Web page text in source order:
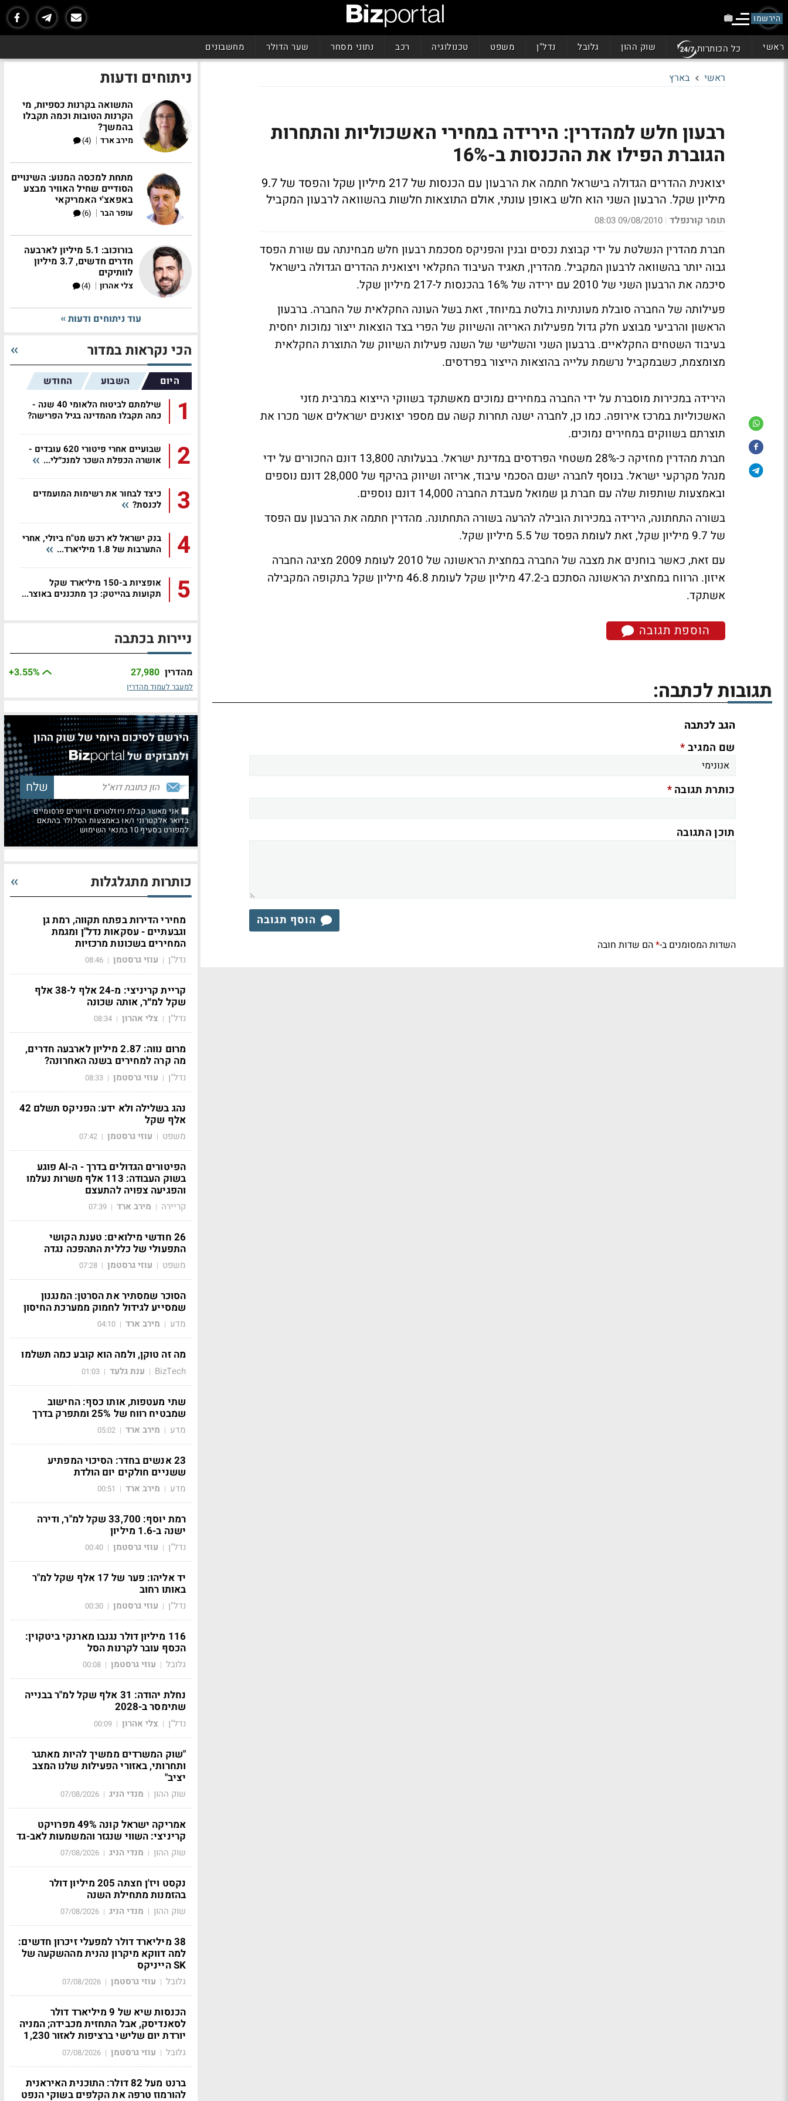
הירשמו
ראשי כל הכותרות שוק ההון גלובל נדל"ן משפט טכנולוגיה רכב נתוני מסחר שער הדולר מחשבונים
ראשי בארץ
רבעון חלש למהדרין: הירידה במחירי האשכוליות והתחרות
הגוברת הפילו את ההכנסות ב-16%
יצואנית ההדרים הגדולה בישראל חתמה את הרבעון עם הכנסות של 217 מיליון שקל והפסד של 9.7
מיליון שקל. הרבעון השני הוא חלש באופן עונתי, אולם התוצאות חלשות בהשוואה לרבעון המקביל
תומר קורנפלד |
09/08/2010 08:03
חברת מהדרין הנשלטת על ידי קבוצת נכסים ובנין והפניקס מסכמת רבעון חלש מבחינתה עם שורת הפסד
גבוה יותר בהשוואה לרבעון המקביל. מהדרין, תאגיד העיבוד החקלאי ויצואנית ההדרים הגדולה בישראל
סיכמה את הרבעון השני של 2010 עם ירידה של 16% בהכנסות ל-217 מיליון שקל.
פעילותה של החברה סובלת מעונתיות בולטת במיוחד, זאת בשל העונה החקלאית של החברה. ברבעון
הראשון והרביעי מבוצע חלק גדול מפעילות האריזה והשיווק של הפרי בצד הוצאות ייצור נמוכות יחסית
בעיבוד השטחים החקלאיים. ברבעון השני והשלישי של השנה פעילות השיווק של התוצרת החקלאית
מצומצמת, כשבמקביל נרשמת עלייה בהוצאות הייצור בפרדסים.
הירידה במכירות מוסברת על ידי החברה במחירים נמוכים מאשתקד בשווקי הייצוא במרבית מזני
האשכוליות במרכז אירופה. כמו כן, לחברה ישנה תחרות קשה עם מספר יצואנים ישראלים אשר מכרו את
תוצרתם בשווקים במחירים נמוכים.
חברת מהדרין מחזיקה כ-28% משטחי הפרדסים במדינת ישראל. בבעלותה 13,800 דונם החכורים על ידי
מנהל מקרקעי ישראל. בנוסף לחברה ישנם הסכמי עיבוד, אריזה ושיווק בהיקף של 28,000 דונם נוספים
ובאמצעות שותפות שלה עם חברת גן שמואל מעבדת החברה 14,000 דונם נוספים.
בשורה התחתונה, הירידה במכירות הובילה להרעה בשורה התחתונה. מהדרין חתמה את הרבעון עם הפסד
של 9.7 מיליון שקל, זאת לעומת הפסד של 5.5 מיליון שקל.
עם זאת, כאשר בוחנים את מצבה של החברה במחצית הראשונה של 2010 לעומת 2009 מציגה החברה
איזון. הרווח במחצית הראשונה הסתכם ב-47.2 מיליון שקל לעומת 46.8 מיליון שקל בתקופה המקבילה
אשתקד.
הוספת תגובה
תגובות לכתבה:
הגב לכתבה
שם המגיב*
כותרת תגובה*
תוכן התגובה
הוסף תגובה
השדות המסומנים ב-*הם שדות חובה
ניתוחים ודעות
התשואה בקרנות כספיות, מי
הקרנות הטובות וכמה תקבלו
בהמשך?
מירב ארד |
(4)
מתחת למכסה המנוע: השינויים
הסודיים שחיל האוויר מבצע
באפאצ'י האמריקאי
עופר הבר |
(6)
בורוכוב: 5.1 מיליון לארבעה
חדרים חדשים, 3.7 מיליון
לוותיקים
צלי אהרון |
(4)
עוד ניתוחים ודעות
הכי נקראות במדור
היום השבוע החודש
1
שילמתם לביטוח הלאומי 40 שנה -
כמה תקבלו מהמדינה בגיל הפרישה?
2
שבועיים אחרי פיטורי 620 עובדים -
אושרה הכפלת השכר למנכ״לי...
3
כיצד לבחור את רשימות המועמדים
לכנסת?
4
בנק ישראל לא רכש מט"ח ביולי, אחרי
התערבות של 1.8 מיליארד...
5
אופציות ב-150 מיליארד שקל
תקועות בהייטק: כך מתכננים באוצר...
ניירות בכתבה
מהדרין 27,980
+3.55%
למעבר לעמוד מהדרין
הירשם לסיכום היומי של שוק ההון
ולמבזקים של
אני מאשר קבלת ניוזלטרים ודיוורים פרסומיים
בדואר אלקטרוני ו/או באמצעות הסלולר בהתאם
למפורט בסעיף 10 בתנאי השימוש
כותרות מתגלגלות
מחירי הדירות בפתח תקווה, רמת גן
וגבעתיים - עסקאות נדל"ן ומגמת
המחירים בשכונות מרכזיות
נדל"ן | עוזי גרסטמן |
08:46
קריית קריניצי: מ-24 אלף ל-38 אלף
שקל למ״ר, אותה שכונה
נדל"ן | צלי אהרון |
08:34
מרום נווה: 2.87 מיליון לארבעה חדרים,
מה קרה למחירים בשנה האחרונה?
נדל"ן | עוזי גרסטמן |
08:33
נהג בשלילה ולא ידע: הפניקס תשלם 42
אלף שקל
משפט | עוזי גרסטמן |
07:42
הפיטורים הגדולים בדרך - ה-AI פוגע
בשוק העבודה: 113 אלף משרות נעלמו
והפגיעה צפויה להתעצם
קריירה | מירב ארד |
07:39
26 חודשי מילואים: טענת הקושי
התפעולי של כללית התהפכה נגדה
משפט | עוזי גרסטמן |
07:28
הסוכר שמסתיר את הסרטן: המנגנון
שמסייע לגידול לחמוק ממערכת החיסון
מדע | מירב ארד |
04:10
מה זה טוקן, ולמה הוא קובע כמה תשלמו
BizTech
| ענת גלעד |
01:03
שתי מעטפות, אותו כסף: החישוב
שמבטיח רווח של 25% ומתפרק בדרך
מדע | מירב ארד |
05:02
23 אנשים בחדר: הסיכוי המפתיע
ששניים חולקים יום הולדת
מדע | מירב ארד |
00:51
רמת יוסף: 33,700 שקל למ"ר, ודירה
ישנה ב-1.6 מיליון
נדל"ן | עוזי גרסטמן |
00:40
יד אליהו: פער של 17 אלף שקל למ"ר
באותו רחוב
נדל"ן | עוזי גרסטמן |
00:30
116 מיליון דולר נגנבו מארנקי ביטקוין:
הכסף עובר לקרנות הסל
גלובל | עוזי גרסטמן |
00:08
נחלת יהודה: 31 אלף שקל למ"ר בבנייה
שתימסר ב-2028
נדל"ן | צלי אהרון |
00:09
"שוק המשרדים ממשיך להיות מאתגר
ותחרותי, באזורי הפעילות שלנו המצב
יציב"
שוק ההון | מנדי הניג |
07/08/2026
אמריקה ישראל קונה 49% מפרויקט
קריניצי: השווי שנגזר והמשמעות לאב-גד
שוק ההון | מנדי הניג |
07/08/2026
נקסט ויז'ן חצתה 205 מיליון דולר
בהזמנות מתחילת השנה
שוק ההון | מנדי הניג |
07/08/2026
38 מיליארד דולר למפעלי זיכרון חדשים:
למה דווקא מיקרון נהנית מההשקעה של
SK הייניקס
גלובל | עוזי גרסטמן |
07/08/2026
הכנסות שיא של 9 מיליארד דולר
לסאנדיסק, אבל התחזית מכבידה; המניה
יורדת יום שלישי ברציפות לאזור 1,230
גלובל | עוזי גרסטמן |
07/08/2026
ברנט מעל 82 דולר: התוכנית האיראנית
להורמוז טרפה את הקלפים בשוקי הנפט